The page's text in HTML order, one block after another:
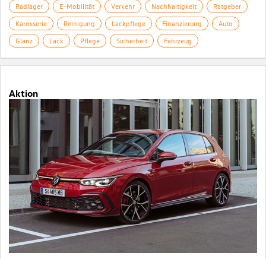
Radlager
E-Mobilität Verkehr Nachhaltigkeit
Ratgeber
Karosserie
Reinigung Lackpflege Finanzierung
Auto
Glanz
Lack Pflege Sicherheit Fahrzeug
Aktion